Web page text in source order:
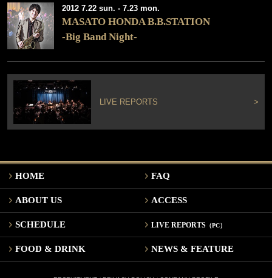
2012 7.22 sun. - 7.23 mon.
MASATO HONDA B.B.STATION
-Big Band Night-
LIVE REPORTS >
HOME FAQ
ABOUT US ACCESS
SCHEDULE LIVE REPORTS （PC）
FOOD & DRINK NEWS & FEATURE